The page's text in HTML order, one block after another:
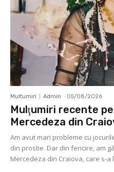
Multumiri Admin - 05/08/2026
Mulţumiri recente
Mercedeza din
Am avut mari probleme cu
din prostie. Dar din fericire, am
Mercedeza din Craiova, care s-